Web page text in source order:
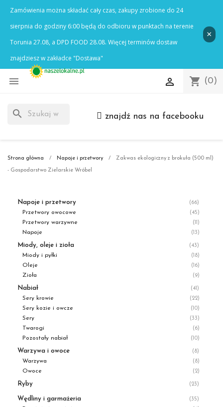
 shopping_cart (0)

search znajdź nas na facebooku
Strona główna Napoje i przetwory Zakwas ekologiczny z brokuła (500 ml)
- Gospodarstwo Zielarskie Wróbel
Napoje i przetwory (66)
Przetwory owocowe (45)
Przetwory warzywne (11)
Napoje (13)
Miody, oleje i zioła (43)
Miody i pyłki (18)
Oleje (16)
Zioła (9)
Nabiał (41)
Sery krowie (22)
Sery kozie i owcze (10)
Sery (33)
Twarogi (6)
Pozostały nabiał (10)
Warzywa i owoce (8)
Warzywa (8)
Owoce (2)
Ryby (23)
Wędliny i garmażeria (35)